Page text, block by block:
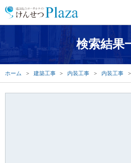
検索結果
ホーム 建築工事 内装工事 内装工事